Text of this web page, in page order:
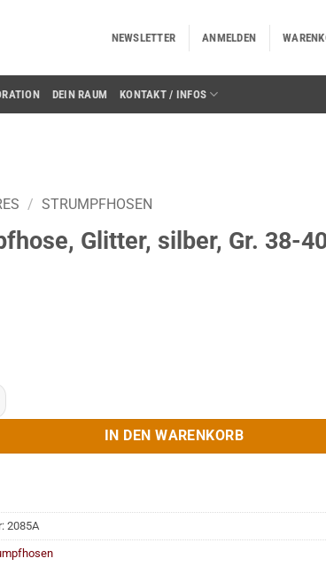
NEWSLETTER ANMELDEN
DEIN RAUM KONTAKT / INFOS
/ STRUMPFHOSEN
Glitter, silber, Gr. 38-
silber, Gr. 38-40 Menge
IN DEN WARENKORB
2085A